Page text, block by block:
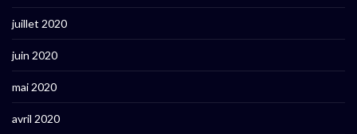
juillet 2020
juin 2020
mai 2020
avril 2020